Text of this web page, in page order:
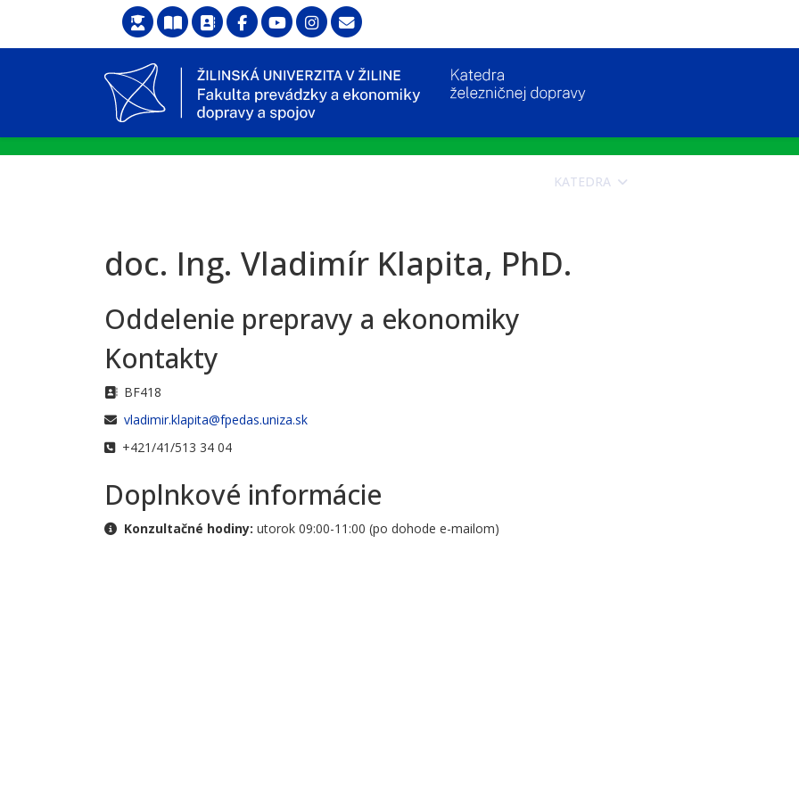
KATEDRA
doc. Ing. Vladimír Klapita, PhD.
Oddelenie prepravy a ekonomiky
Kontakty
Adresa
BF418
E-mail
vladimir.klapita@fpedas.uniza.sk
Telefónne číslo
+421/41/513 34 04
Doplnkové informácie
Doplnkové informácie
Konzultačné hodiny: utorok 09:00-11:00 (po dohode e-mailom)